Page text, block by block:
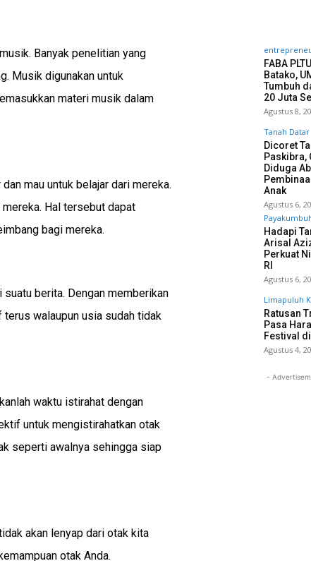
Banyak penelitian yang
Musik digunakan untuk
materi musik dalam
mau untuk belajar dari mereka.
Hal tersebut dapat
bagi mereka.
berita. Dengan memberikan
walaupun usia sudah tidak
waktu istirahat dengan
untuk mengistirahatkan otak
seperti awalnya sehingga siap
akan lenyap dari otak kita
otak Anda.
FABA
Batako,
Tumbuh
20 Juta
Agustus 8,
Tanah Datar
Dicoret
Paskibra,
Diduga
Anak
Agustus 6,
Hadapi
Arisal
Perkuat
RI
Agustus 6,
Limapuluh
Ratusan
Pasa
Festival
Agustus 4,
-